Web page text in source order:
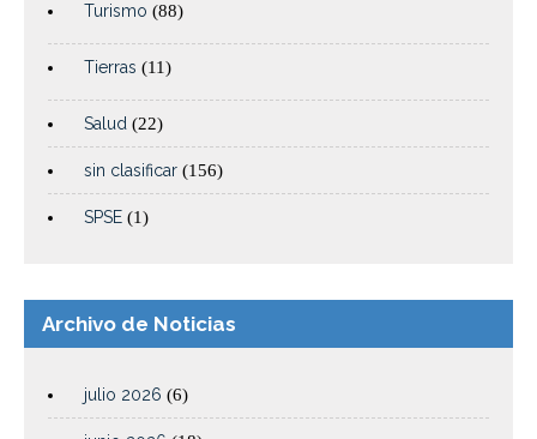
Turismo (88)
Tierras (11)
Salud (22)
sin clasificar (156)
SPSE (1)
Archivo de Noticias
julio 2026 (6)